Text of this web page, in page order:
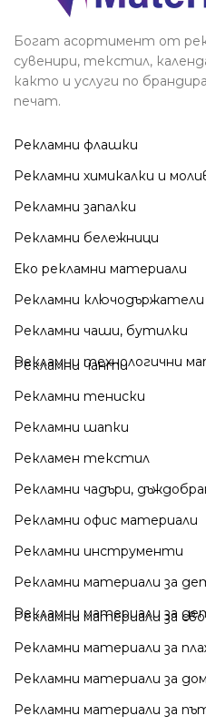
Богат асортимент от
сувенири, текстил,
както и услуги по
печат.
Рекламни флашки
Рекламни химикалки и
Рекламни запалки
Рекламни бележници
Еко рекламни материали
Рекламни ключодържатели
Рекламни чаши, бутилки
Рекламни технологични
Рекламни чанти
Рекламни тениски
Рекламни шапки
Рекламен текстил
Рекламни чадъри,
Рекламни офис материали
Рекламни инструменти
Рекламни материали за
Рекламни материали за
Рекламни материали за
Рекламни материали за
Рекламни материали за
Рекламни материали за